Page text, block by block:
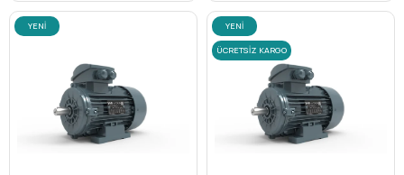
YENI
YENI
ÜRÜN
ÜCRETSIZ KARGO